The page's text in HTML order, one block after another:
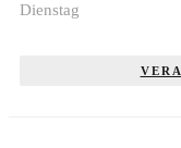
Dienstag